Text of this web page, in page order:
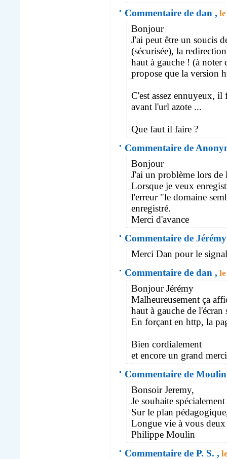
Commentaire de dan ,
Bonjour
J'ai peut être un soucis
(sécurisée), la
haut à gauche ! (à noter
propose que la version
C'est assez ennuyeux,
avant l'url azote ...
Que faut il faire ?
Commentaire de
Bonjour
J'ai un problème lors de
Lorsque je veux
l'erreur "le domaine
enregistré.
Merci d'avance
Commentaire de
Merci Dan pour le
Commentaire de dan ,
Bonjour Jérémy
Malheureusement ça
haut à gauche de
En forçant en http, la
Bien cordialement
et encore un grand
Commentaire de
Bonsoir Jeremy,
Je souhaite
Sur le plan
Longue vie à vous
Philippe Moulin
Commentaire de P. S. ,